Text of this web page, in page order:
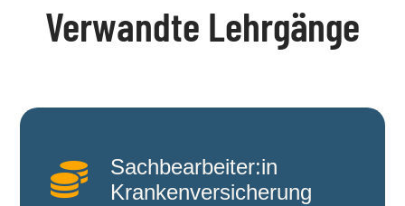
Verwandte Lehrgänge

Sachbearbeiter:in
Krankenversicherung